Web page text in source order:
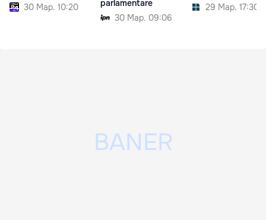
30 Мар. 10:20
parlamentare
30 Мар. 09:06
29 Мар. 17:30